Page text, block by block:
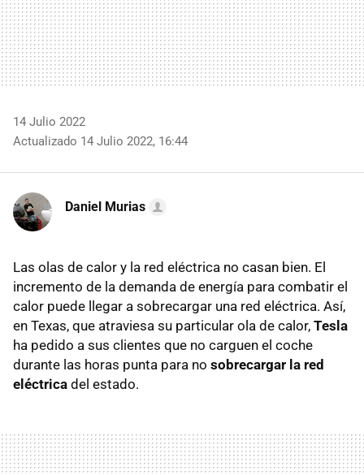
14 Julio 2022
Actualizado 14 Julio 2022, 16:44
Daniel Murias
Las olas de calor y la red eléctrica no casan bien. El
incremento de la demanda de energía para combatir el
calor puede llegar a sobrecargar una red eléctrica. Así,
en Texas, que atraviesa su particular ola de calor, Tesla
ha pedido a sus clientes que no carguen el coche
durante las horas punta para no sobrecargar la red
eléctrica del estado.